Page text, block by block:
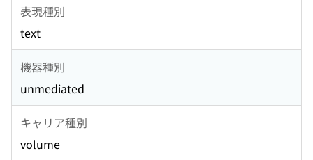
表現種別
text
機器種別
unmediated
キャリア種別
volume